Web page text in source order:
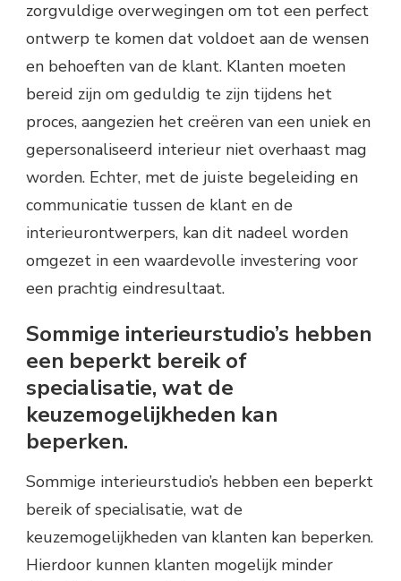
zorgvuldige overwegingen om tot een perfect
ontwerp te komen dat voldoet aan de wensen
en behoeften van de klant. Klanten moeten
bereid zijn om geduldig te zijn tijdens het
proces, aangezien het creëren van een uniek en
gepersonaliseerd interieur niet overhaast mag
worden. Echter, met de juiste begeleiding en
communicatie tussen de klant en de
interieurontwerpers, kan dit nadeel worden
omgezet in een waardevolle investering voor
een prachtig eindresultaat.
Sommige interieurstudio’s hebben
een beperkt bereik of
specialisatie, wat de
keuzemogelijkheden kan
beperken.
Sommige interieurstudio’s hebben een beperkt
bereik of specialisatie, wat de
keuzemogelijkheden van klanten kan beperken.
Hierdoor kunnen klanten mogelijk minder